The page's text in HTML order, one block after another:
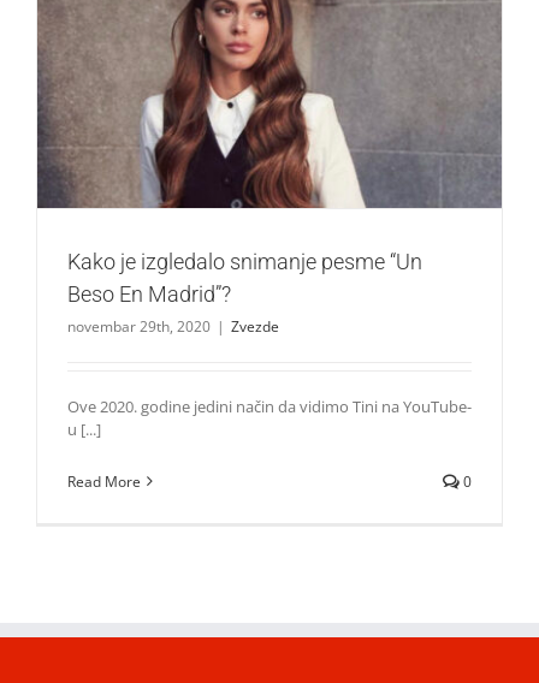
Kako je izgledalo snimanje pesme “Un Beso En Madrid”?
Zvezde
Kako je izgledalo snimanje pesme “Un
Beso En Madrid”?
novembar 29th, 2020 | Zvezde
Ove 2020. godine jedini način da vidimo Tini na YouTube-
u [...]
Read More 0